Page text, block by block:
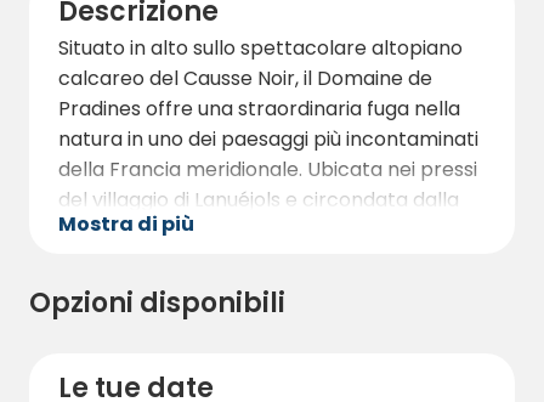
Descrizione
Situato in alto sullo spettacolare altopiano
calcareo del Causse Noir, il Domaine de
Pradines offre una straordinaria fuga nella
natura in uno dei paesaggi più incontaminati
della Francia meridionale. Ubicata nei pressi
del villaggio di Lanuéjols e circondata dalla
natura selvaggia del Parco Nazionale delle
si trova a circa 900 metri di altitudine,
garantendo temperature estive gradevoli e
Questa antica tenuta templare è stata
Mostra di più
Opzioni disponibili
Le tue date